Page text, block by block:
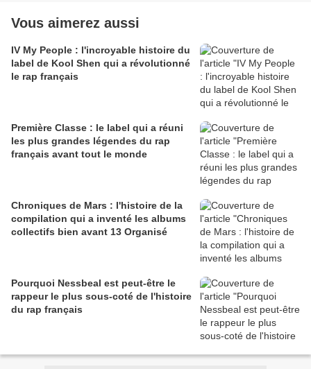
Vous aimerez aussi
IV My People : l'incroyable histoire du
label de Kool Shen qui a révolutionné
le rap français
Première Classe : le label qui a réuni
les plus grandes légendes du rap
français avant tout le monde
Chroniques de Mars : l'histoire de la
compilation qui a inventé les albums
collectifs bien avant 13 Organisé
Pourquoi Nessbeal est peut-être le
rappeur le plus sous-coté de l'histoire
du rap français